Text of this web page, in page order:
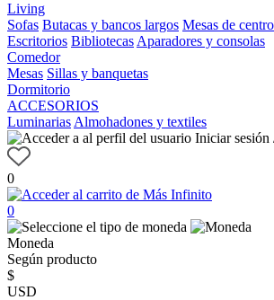
Living
Sofas Butacas y bancos largos Mesas de
Escritorios Bibliotecas Aparadores y consolas
Comedor
Mesas Sillas y banquetas
Dormitorio
ACCESORIOS
Luminarias Almohadones y textiles
Iniciar sesión
0
0
Moneda
Según producto
$
USD